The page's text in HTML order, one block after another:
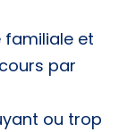
familiale et
par
ou trop